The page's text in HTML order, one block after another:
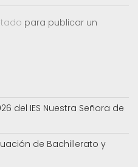
para publicar un
del IES Nuestra Señora de
de Bachillerato y